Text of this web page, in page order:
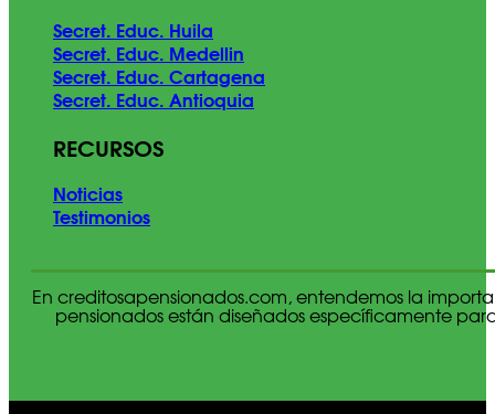
Secret. Educ. Huila
Secret. Educ. Medellin
Secret. Educ. Cartagena
Secret. Educ. Antioquia
RECURSOS
Noticias
Testimonios
En creditosapensionados.com, entendemos la
pensionados están diseñados específicamente